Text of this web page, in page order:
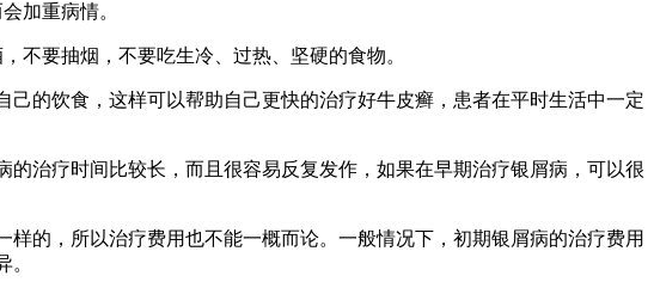
加重病情。
不要抽烟，不要吃生冷、过热、坚硬的食物。
的饮食，这样可以帮助自己更快的治疗好牛皮癣，患者在平时生活中一定
治疗时间比较长，而且很容易反复发作，如果在早期治疗银屑病，可以很
的，所以治疗费用也不能一概而论。一般情况下，初期银屑病的治疗费用